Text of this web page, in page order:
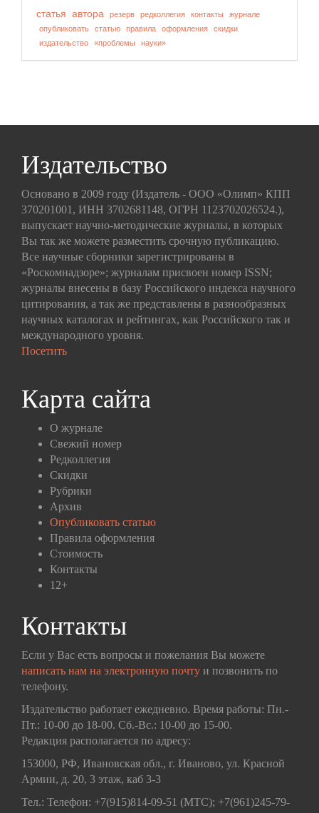
статья автора резерв редколлегия контакты
журнале
опубликовать
статью правила оформления
скидки
издательство
«проблемы науки»
Издательство
Основано в 2009 году (Издатель - ООО «Олимп» КПП
370201001, ИНН 3702681148, ОГРН 1123702026524.),
выпускает научно-методические журналы, в которых
Вы так же можете разместить срочную публикацию.
Все научные сборники зарегистрированы в
«Роскомнадзоре»; журналам присвоен номер ISSN;
журналы внесены в базу Российского индекса научного
цитирования, а так же представлены в разнообразных
научных каталогах и рейтингах, как Российского так и
международного уровня.
Посетить
Карта сайта
О журнале
Свежий номер
Редколлегия
Скидки
Рубрики
Архив
Опубликовать статью
Правила оформления
Стоимость
Контакты
12+
Контакты
Если у Вас есть вопросы и пожелания Вы можете
написать нам на электронную почту и позвонить по
телефону.
Издательство работает ежедневно. Время работы: Пн.-
Пт.: 10-00 до 18-00. Сб.-Вс.: 10-00 до 15-00.
Редакция располагается по адресу:
153000, РФ, Ивановская обл., г. Иваново, ул. Красной
Армии, д. 20, 3 этаж, каб 3-3
Тел.: Телефон: +7(915)814-09-51 (МТС); +7(961)245-79-